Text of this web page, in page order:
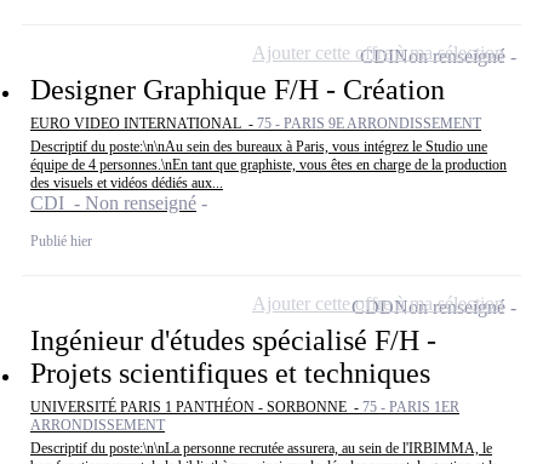
Designer Graphique F/H - Création
EURO VIDEO INTERNATIONAL - 75 - PARIS 9E ARRONDISSEMENT
Descriptif du poste:\n\nAu sein des bureaux à Paris, vous intégrez le Studio une
équipe de 4 personnes.\nEn tant que graphiste, vous êtes en charge de la production
des visuels et vidéos dédiés aux...
CDI - Non renseigné
Publié hier
CDINon renseigné
Ajouter cette offre à ma sélection
Ingénieur d'études spécialisé F/H -
Projets scientifiques et techniques
UNIVERSITÉ PARIS 1 PANTHÉON - SORBONNE - 75 - PARIS 1ER
ARRONDISSEMENT
Descriptif du poste:\n\nLa personne recrutée assurera, au sein de l'IRBIMMA, le
CDDNon renseigné
Ajouter cette offre à ma sélection